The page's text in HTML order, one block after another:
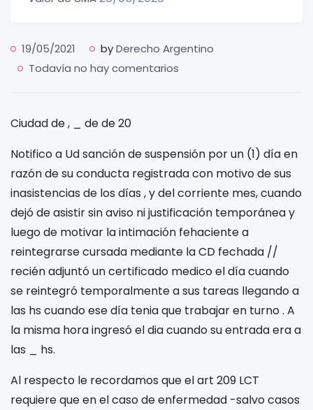
19/05/2021 byDerecho Argentino
Todavía no hay comentarios
Ciudad de, _ dede 20
Notifico a Ud sanción de suspensión por un (1) día en
razón de su conducta registrada con motivo de sus
inasistencias de los días ,ydel corriente mes, cuando
dejó de asistir sin aviso ni justificación temporánea y
luego de motivar la intimación fehaciente a
reintegrarse cursada mediante la CD fechada //
recién adjuntó un certificado medico el díacuando
se reintegró temporalmente a sus tareas llegando a
las hs cuando ese día tenia que trabajar en turno. A
la misma hora ingresó el diacuando su entrada era a
las _ hs.
Al respecto le recordamos que el art 209 LCT
requiere que en el caso de enfermedad -salvo casos